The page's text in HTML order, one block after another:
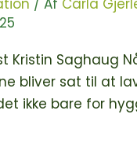
/ Af Carla
Kristin Saghaug
bliver sat til at
ikke bare for